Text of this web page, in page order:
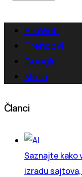
ProWeb
Trendovi
Google
Meta
Članci
Saznajte kako
izradu